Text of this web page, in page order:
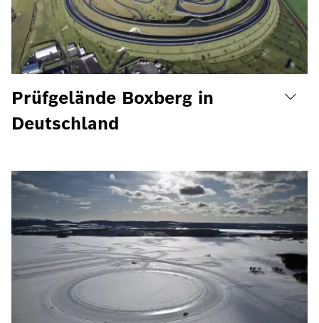
Prüfgelände Boxberg in
Deutschland